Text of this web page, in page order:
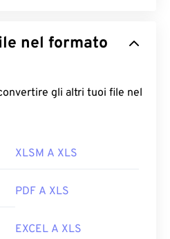
nel formato
gli altri tuoi file nel
XLSM A XLS
PDF A XLS
EXCEL A XLS